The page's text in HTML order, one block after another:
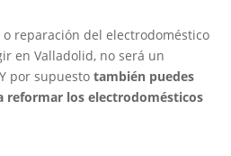
reparación del electrodoméstico
en Valladolid, no será un
por supuesto también puedes
reformar los electrodomésticos